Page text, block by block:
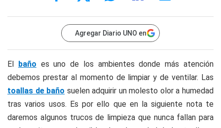
Agregar Diario UNO en
El baño es uno de los ambientes donde más atención
debemos prestar al momento de limpiar y de ventilar. Las
toallas de baño suelen adquirir un molesto olor a humedad
tras varios usos. Es por ello que en la siguiente nota te
daremos algunos trucos de limpieza que nunca fallan para